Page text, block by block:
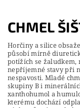
CHMEL
Horčiny a silice
působí mírně
potížích se
nepříjemné stavy při
nespavosti. Mladé
skupiny B i
xanthohumol a
kterému dochází